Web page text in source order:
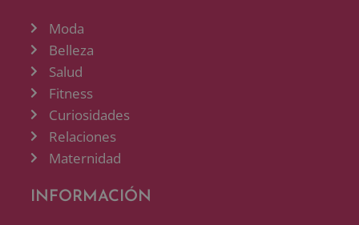
Moda
Belleza
Salud
Fitness
Curiosidades
Relaciones
Maternidad
INFORMACIÓN